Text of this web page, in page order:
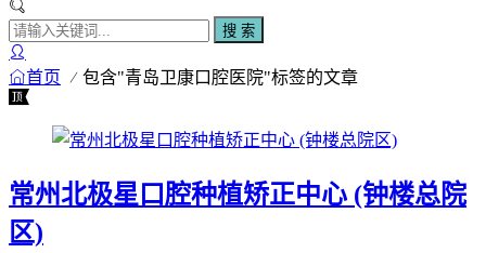
搜 索
首页 包含"青岛卫康口腔医院"标签的文章
常州北极星口腔种植矫正中心 (钟楼总院
区)